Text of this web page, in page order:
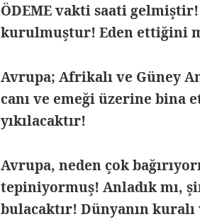
ÖDEME vakti saati
kurulmuştur! Eden ettiğini
Avrupa; Afrikalı ve Güney
canı ve emeği üzerine
yıkılacaktır!
Avrupa, neden çok
tepiniyormuş! Anladık mı,
bulacaktır! Dünyanın